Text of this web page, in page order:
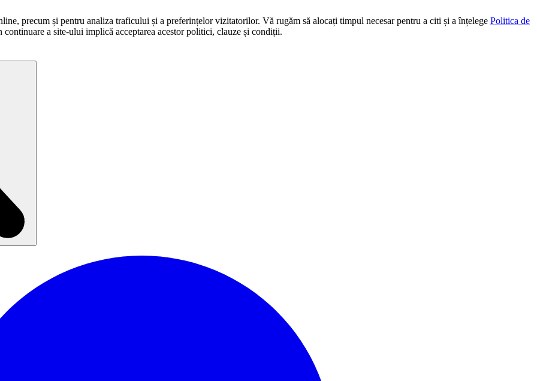
precum și pentru analiza traficului și a preferințelor vizitatorilor. Vă rugăm să alocați timpul necesar pentru a citi și a înțelege Politica de
continuare a site-ului implică acceptarea acestor politici, clauze și condiții.